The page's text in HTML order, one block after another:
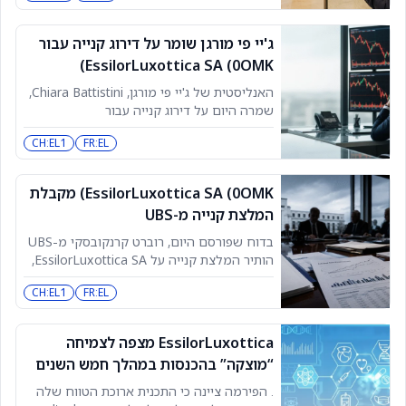
12351 אנליסטים. בנוסף לדויטשה בנק,
EssilorLuxottica SA קיבלה גם המלצת החזק
מלוקה סולקה מברנסטין בדוח שפורסם
אתמול. עם זאת, היום, ג'יי פי מורגן הותיר
המלצת
ג'יי פי מורגן שומר על דירוג קנייה עבור
EssilorLuxottica SA (0OMK)
האנליסטית של ג'יי פי מורגן, Chiara Battistini,
שמרה היום על דירוג קנייה עבור
EssilorLuxottica SA וקבעה מחיר יעד של
305.00 אירו. לפי TipRanks, בטיסטיני היא
אנליסטית בדירוג 4 כוכבים, עם תשואה
בנוסף לג'יי פי מורגן, גם UBS העניקו ל-
EssilorLuxottica SA דירוג קנייה, בדוח
FR:EL
CH:EL1
EssilorLuxottica SA (0OMK) מקבלת
המלצת קנייה מ-UBS
בדוח שפורסם היום, רוברט קרנקובסקי מ-UBS
הותיר המלצת קנייה על EssilorLuxottica SA,
עם מחיר יעד של €282.00. לפי TipRanks,
קרנקובסקי הוא אנליסט עם תשואה ממוצעת
של -8.4% ושיעור הצלחה של 34.78%. בנוסף
ל-UBS, EssilorLuxottica SA קיבלה גם
המלצת קנייה מז'וליאן דורמואה מג'פריס בדוח
שפורסם אתמול. עם זאת, באותו יום, ברנסטין
FR:EL
CH:EL1
EssilorLuxottica מצפה לצמיחה
“מוצקה” בהכנסות במהלך חמש השנים
הקרובות
. הפירמה ציינה כי התכנית ארוכת הטווח שלה